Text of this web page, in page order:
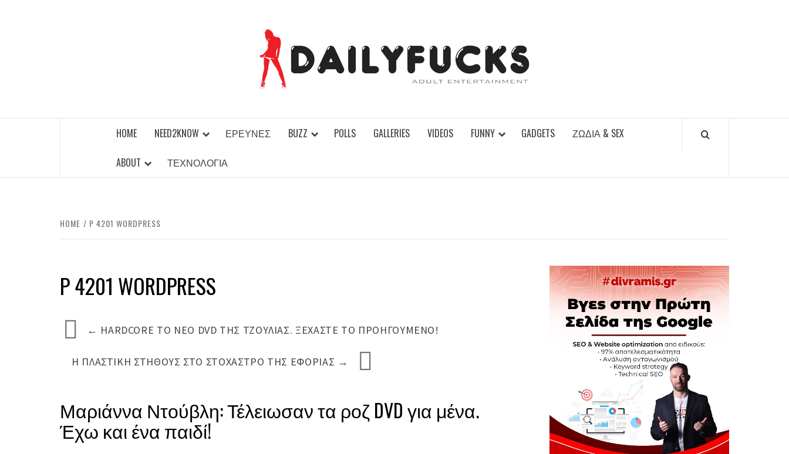
HOME NEED2KNOW ΈΡΕΥΝΕΣ BUZZ POLLS GALLERIES VIDEOS FUNNY GADGETS ΖΏΔΙΑ & SEX
ABOUT ΤΕΧΝΟΛΟΓΊΑ
HOME P 4201 WORDPRESS
P 4201 WORDPRESS
← HARDCORE ΤΟ ΝΈΟ DVD ΤΗΣ ΤΖΟΎΛΙΑΣ. ΞΕΧΆΣΤΕ ΤΟ ΠΡΟΗΓΟΎΜΕΝΟ!
Η ΠΛΑΣΤΙΚΉ ΣΤΉΘΟΥΣ ΣΤΟ ΣΤΌΧΑΣΤΡΟ ΤΗΣ ΕΦΟΡΊΑΣ →
Μαριάννα Ντούβλη: Τέλειωσαν τα ροζ DVD για μένα.
Έχω και ένα παιδί!